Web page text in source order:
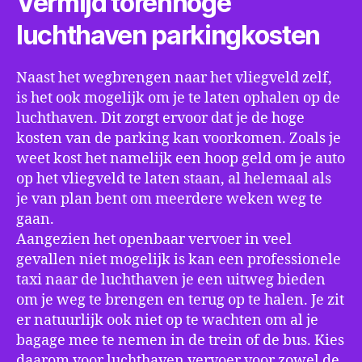
luchthaven parkingkosten
Naast het wegbrengen naar het vliegveld zelf,
is het ook mogelijk om je te laten ophalen op de
luchthaven. Dit zorgt ervoor dat je de hoge
kosten van de parking kan voorkomen. Zoals je
weet kost het namelijk een hoop geld om je auto
op het vliegveld te laten staan, al helemaal als
je van plan bent om meerdere weken weg te
gaan.
Aangezien het openbaar vervoer in veel
gevallen niet mogelijk is kan een professionele
taxi naar de luchthaven je een uitweg bieden
om je weg te brengen en terug op te halen. Je zit
er natuurlijk ook niet op te wachten om al je
bagage mee te nemen in de trein of de bus. Kies